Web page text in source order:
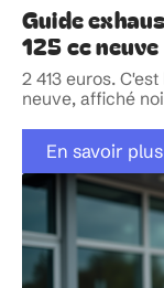
Guide
125 cc neuve
2 413 euros.
neuve, affiché
En savoir plus